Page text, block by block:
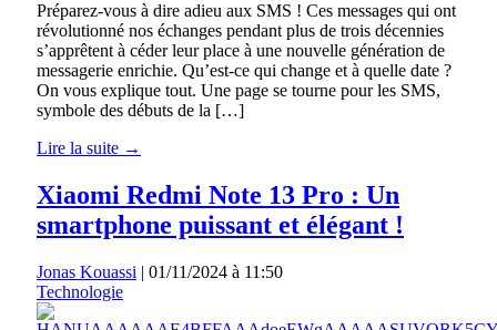
Préparez-vous à dire adieu aux SMS ! Ces messages qui ont
révolutionné nos échanges pendant plus de trois décennies
s’apprêtent à céder leur place à une nouvelle génération de
messagerie enrichie. Qu’est-ce qui change et à quelle date ?
On vous explique tout. Une page se tourne pour les SMS,
symbole des débuts de la […]
Lire la suite →
Xiaomi Redmi Note 13 Pro : Un
smartphone puissant et élégant !
Jonas Kouassi | 01/11/2024 à 11:50
Technologie